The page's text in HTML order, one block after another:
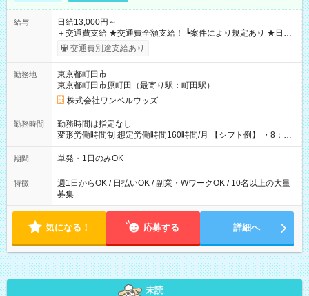
給与
日給13,000円～
＋交通費支給 ★交通費全額支給！ ┗案件により規定あり ★日払
いOK！（規定あり） ┗働いたその日に現金GET♪ お仕事後はコ
ンビニATMから 日払い分を引き落とせます！ 【試用期間】試
交通費別途支給あり
勤務地
東京都町田市
東京都町田市原町田（最寄り駅：町田駅）
株式会社ワンベルウッズ
勤務時間
勤務時間は指定なし
変形労働時間制 想定労働時間160時間/月 【シフト例】 ・8：00
～21：00
期間 単発・1日のみOK
特徴
週1日からOK / 日払いOK / 副業・WワークOK / 10名以上の大量
募集
気になる！ 応募する 詳細へ
未読